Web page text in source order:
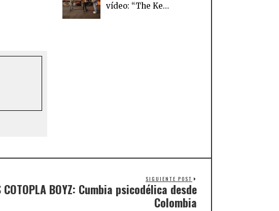
vídeo: “The Ke…
SIGUIENTE POST
COTOPLA BOYZ: Cumbia psicodélica desde
Colombia